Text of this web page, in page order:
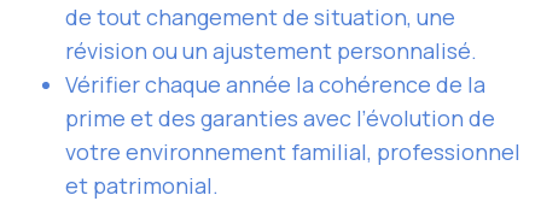
de tout changement de situation, une
révision ou un ajustement personnalisé.
Vérifier chaque année la cohérence de la
prime et des garanties avec l’évolution de
votre environnement familial, professionnel
et patrimonial.